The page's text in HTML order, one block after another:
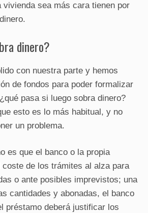
vivienda sea más cara tienen por
dinero?
con nuestra parte y hemos
de fondos para poder formalizar
pasa si luego sobra dinero?
esto es lo más habitual, y no
un problema.
es que el banco o la propia
de los trámites al alza para
o ante posibles imprevistos; una
cantidades y abonadas, el banco
préstamo deberá justificar los